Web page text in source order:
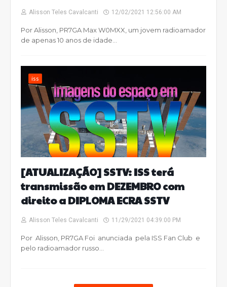
Alisson Teles Cavalcanti 12/02/2021 12:56:00 AM
Por Alisson, PR7GA Max W0MXX, um jovem radioamador
de apenas 10 anos de idade…
iss
[ATUALIZAÇÃO] SSTV: ISS terá
transmissão em DEZEMBRO com
direito a DIPLOMA ECRA SSTV
Alisson Teles Cavalcanti 11/29/2021 04:39:00 PM
Por Alisson, PR7GA Foi anunciada pela ISS Fan Club e
pelo radioamador russo…